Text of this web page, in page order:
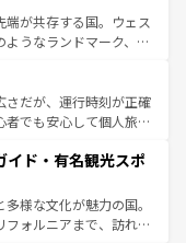
溢れており、どの街角に
。パリ以外の個性あふ
のアルプスの絶景、そ
た風景は必見。ビール
なお、新着の
照してほしい。
が共存する国。ウェス
うなランドマーク、歴
、優雅なアフタヌーン
い英国パブ、サッカー観
も豊富。イギリスを旅
さだが、運行時刻が正確
でも安心して個人旅行
ならではのユニークな
なく町歩きも満喫する
め物価も高いが、旅行
あり、うまく活用すれ
イド・有名観光スポ
様な文化が魅力の国。
ォルニアまで、訪れる